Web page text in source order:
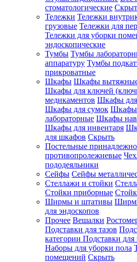
стоматологические
Тележки Тележки
грузовые Тележки для
Тележки для уборки
эндоскопические
Тумбы Тумбы
аппаратуру Тумбы
прикроватные
Шкафы Шкафы
Шкафы для ключей
медикаментов Шкафы
Шкафы для сумок Шкафы
лабораторные Шкафы
Шкафы для инвентаря
для шкафов Скрыть
Постельные
противопролежневые
пододеяльники
Сейфы Сейфы
Стеллажи и стойки
Стойки приборные
Ширмы и штативы
для эндоскопов
Прочее Вешалки
Подставки для тазов
категории Подставки для
Наборы для уборки пола
помещений Скрыть